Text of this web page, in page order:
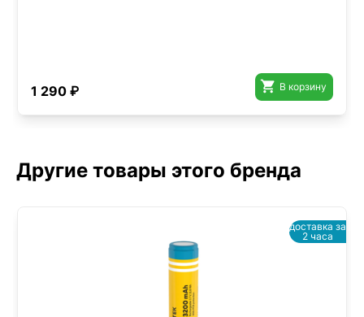
1 290 ₽  В корзину
Другие товары этого бренда
доставка за
2 часа